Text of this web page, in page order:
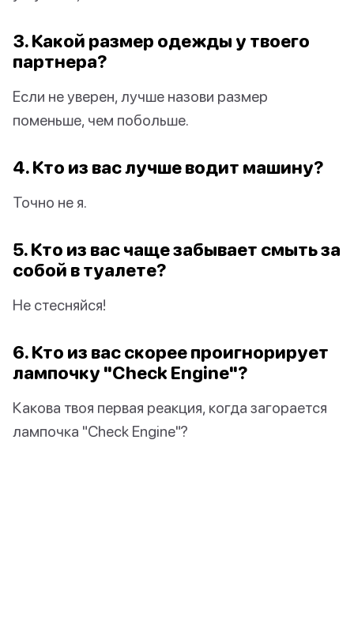
3. Какой размер одежды у твоего
партнера?
Если не уверен, лучше назови размер
поменьше, чем побольше.
4. Кто из вас лучше водит машину?
Точно не я.
5. Кто из вас чаще забывает смыть за
собой в туалете?
Не стесняйся!
6. Кто из вас скорее проигнорирует
лампочку "Check Engine"?
Какова твоя первая реакция, когда загорается
лампочка "Check Engine"?